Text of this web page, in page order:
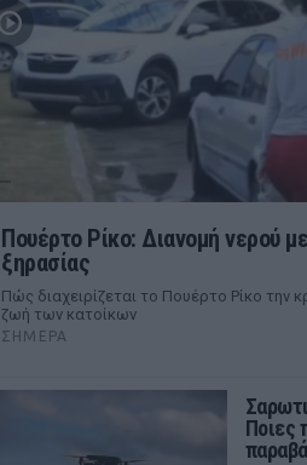
Πουέρτο Ρίκο: Διανομή νερού
ξηρασίας
Πώς διαχειρίζεται το Πουέρτο Ρίκο την
ζωή των κατοίκων
ΣΉΜΕΡΑ
Ποιες